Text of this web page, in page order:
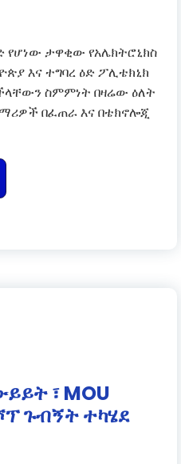
የሆነው ታዋቂው የአሌክትሮኒክስ
እና ተግባረ ዕድ ፖሊቴክኒክ
ስምምነት በዛሬው ዕለት
በፈጠራ እና በቴክኖሎጂ
ኢትዮጵያ እና ተግባረ ዕድ
፣ MOU
ጉብኝት ተካሄደ